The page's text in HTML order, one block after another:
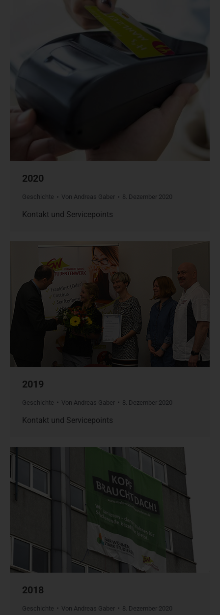
2020
Geschichte Von Andreas Gaber 8. Dezember 2020
Kontakt und Servicepoints
2019
Geschichte Von Andreas Gaber 8. Dezember 2020
Kontakt und Servicepoints
2018
Geschichte Von Andreas Gaber 8. Dezember 2020